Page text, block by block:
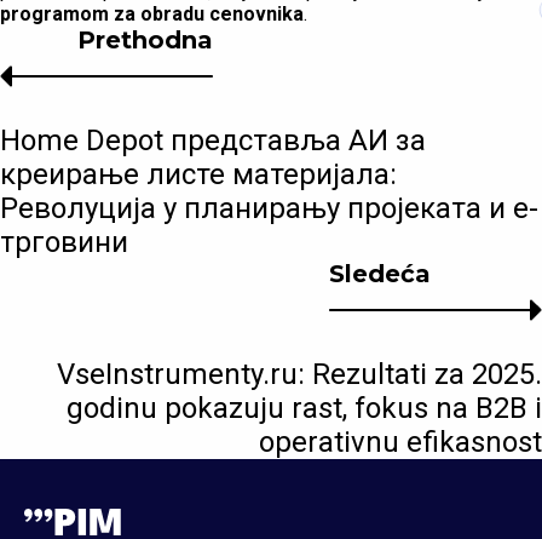
programom za obradu cenovnika.
Sledeća
VseInstrumenty.ru: Rezultati za 2025.
godinu pokazuju rast, fokus na B2B i
operativnu efikasnost
Prethodna
Home Depot представља АИ за
креирање листе материјала:
Револуција у планирању пројеката и е-
трговини